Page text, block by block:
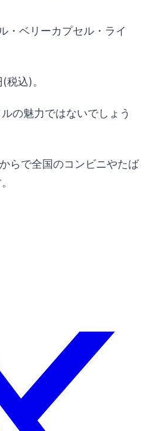
・ベリーカプセル・ライ
込)。
の魅力ではないでしょう
らで全国のコンビニやたば